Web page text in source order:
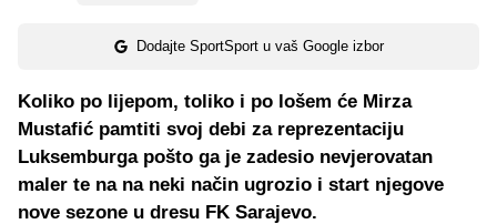
Dodajte SportSport u vaš Google izbor
Koliko po lijepom, toliko i po lošem će Mirza
Mustafić pamtiti svoj debi za reprezentaciju
Luksemburga pošto ga je zadesio nevjerovatan
maler te na na neki način ugrozio i start njegove
nove sezone u dresu FK Sarajevo.